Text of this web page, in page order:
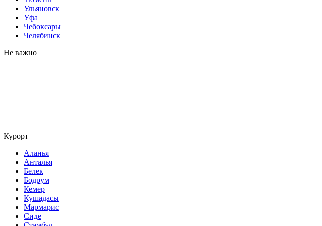
Ульяновск
Уфа
Чебоксары
Челябинск
Не важно
Курорт
Аланья
Анталья
Белек
Бодрум
Кемер
Кушадасы
Мармарис
Сиде